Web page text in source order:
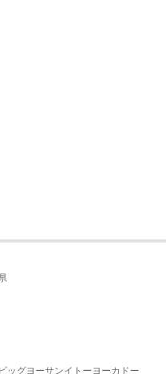
ビッグヨーサンイトーヨーカドー